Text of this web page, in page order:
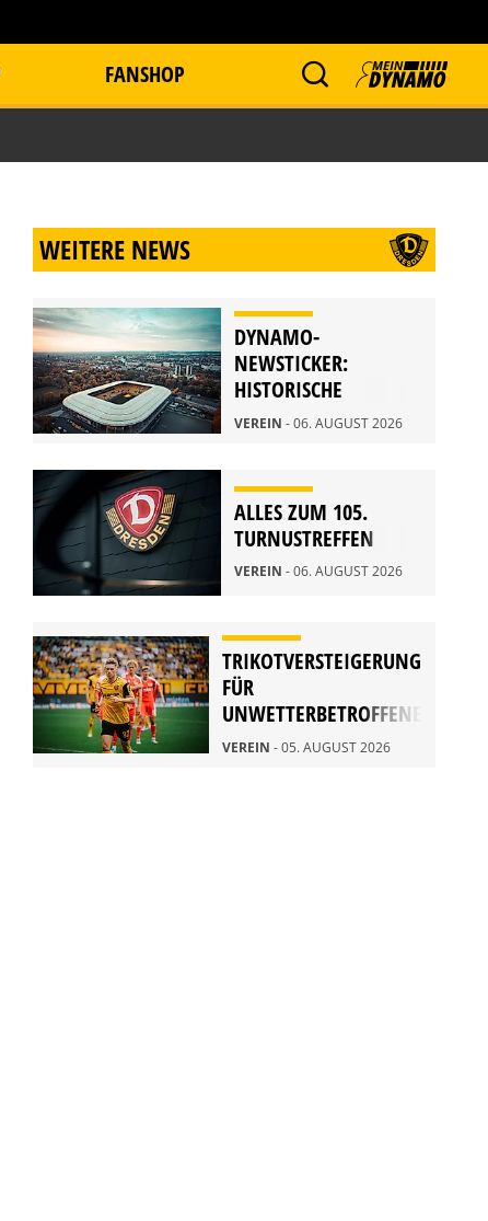
FANSHOP
WEITERE NEWS
DYNAMO-
NEWSTICKER:
HISTORISCHE
STADIONFÜHRUNG
VEREIN - 06. AUGUST 2026
ALLES ZUM 105.
TURNUSTREFFEN
VEREIN - 06. AUGUST 2026
TRIKOTVERSTEIGERUNG
FÜR
UNWETTERBETROFFENE
IN RATHEN
VEREIN - 05. AUGUST 2026